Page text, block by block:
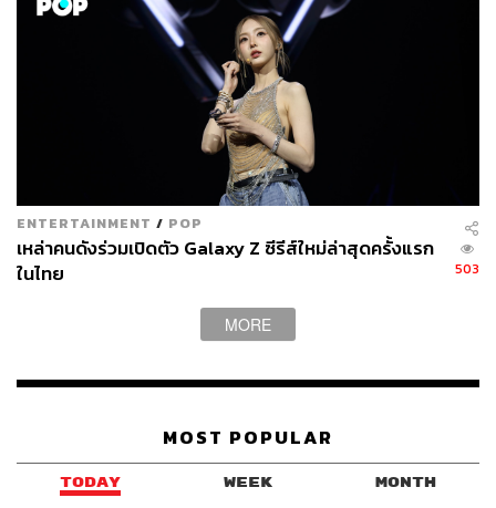
ENTERTAINMENT / POP
เหล่าคนดังร่วมเปิดตัว Galaxy Z ซีรีส์ใหม่ล่าสุดครั้งแรก
ในไทย
503
MORE
MOST POPULAR
TODAY WEEK MONTH